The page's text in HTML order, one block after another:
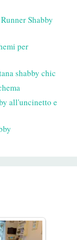
Shabby
per
shabby chic
all'uncinetto e